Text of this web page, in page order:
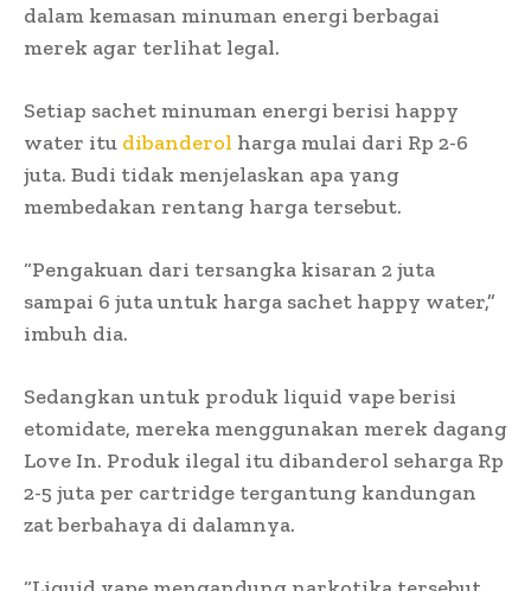
dalam kemasan minuman energi berbagai
merek agar terlihat legal.
Setiap sachet minuman energi berisi happy
water itu dibanderol harga mulai dari Rp 2-6
juta. Budi tidak menjelaskan apa yang
membedakan rentang harga tersebut.
“Pengakuan dari tersangka kisaran 2 juta
sampai 6 juta untuk harga sachet happy water,”
imbuh dia.
Sedangkan untuk produk liquid vape berisi
etomidate, mereka menggunakan merek dagang
Love In. Produk ilegal itu dibanderol seharga Rp
2-5 juta per cartridge tergantung kandungan
zat berbahaya di dalamnya.